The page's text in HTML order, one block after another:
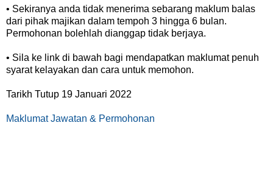
• Sekiranya anda tidak menerima sebarang maklum balas
dari pihak majikan dalam tempoh 3 hingga 6 bulan.
Permohonan bolehlah dianggap tidak berjaya.
• Sila ke link di bawah bagi mendapatkan maklumat penuh
syarat kelayakan dan cara untuk memohon.
Tarikh Tutup 19 Januari 2022
Maklumat Jawatan & Permohonan